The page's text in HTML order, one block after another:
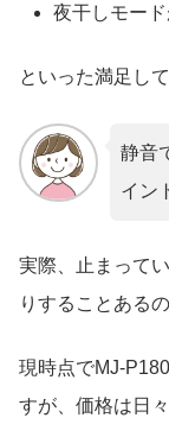
夜干しモー
といった満足し
静音
イン
実際、止まって
りすることある
現時点でMJ-
すが、価格は日